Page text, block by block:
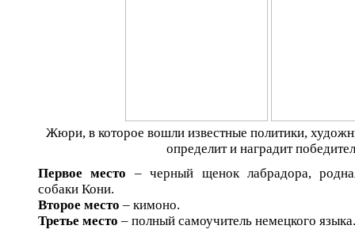
Жюри, в которое вошли известные политики,
определит и наградит
Первое место – черный щенок лабрадора,
собаки Кони.
Второе место – кимоно.
Третье место – полный самоучитель немецкого языка.